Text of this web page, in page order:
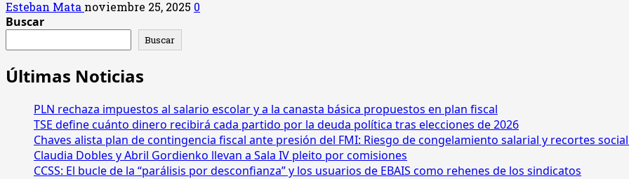
Esteban Mata noviembre 25, 2025 0
Buscar
Buscar
Últimas Noticias
PLN rechaza impuestos al salario escolar y a la canasta básica propuestos en plan fiscal
TSE define cuánto dinero recibirá cada partido por la deuda política tras elecciones de 2026
Chaves alista plan de contingencia fiscal ante presión del FMI: Riesgo de congelamiento salarial y recortes
Claudia Dobles y Abril Gordienko llevan a Sala IV pleito por comisiones
CCSS: El bucle de la “parálisis por desconfianza” y los usuarios de EBAIS como rehenes de los sindicatos